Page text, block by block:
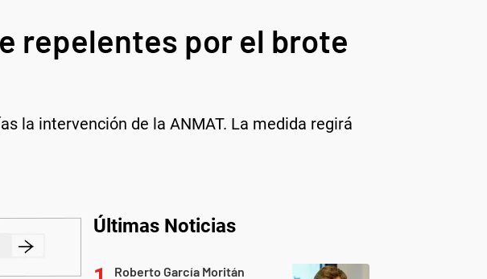
repelentes por el brote
la intervención de la ANMAT. La medida regirá
Últimas Noticias
Roberto García Moritán